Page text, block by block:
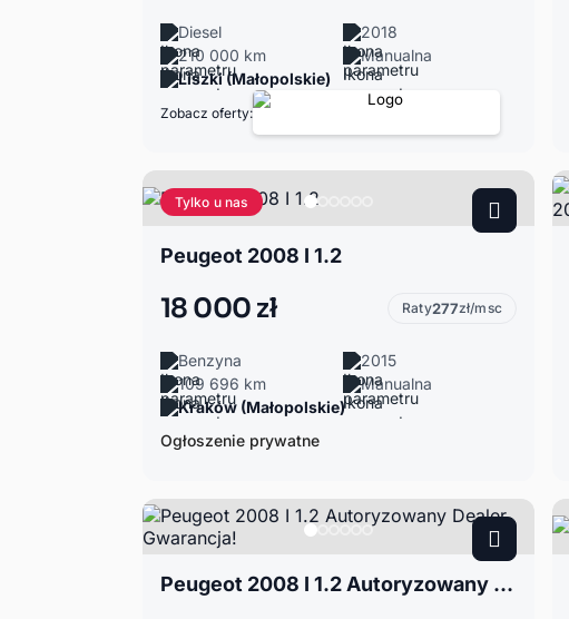
Diesel
2018
210 000 km
Manualna
Liszki (Małopolskie)
Zobacz oferty:
Tylko u nas
Peugeot 2008 I 1.2
18 000 zł Raty277zł/msc
Benzyna
2015
109 696 km
Manualna
Kraków (Małopolskie)
Ogłoszenie prywatne
Peugeot 2008 I 1.2 Autoryzowany Dealer Gwarancja!